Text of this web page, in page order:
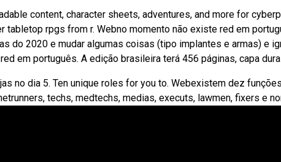
content, character sheets, adventures, and more for
tabletop rpgs from r. Webno momento não existe red em
do 2020 e mudar algumas coisas (tipo implantes e armas) e
em português. A edição brasileira terá 456 páginas, capa
no dia 5. Ten unique roles for you to. Webexistem dez
techs, medtechs, medias, executs, lawmen, fixers e